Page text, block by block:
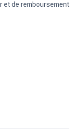
et de remboursement